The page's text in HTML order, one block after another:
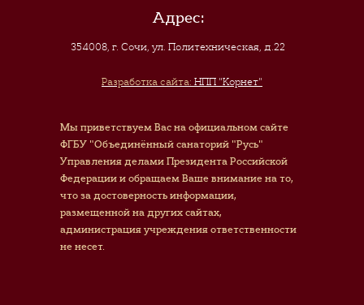
Адрес:
354008, г. Сочи,ул. Политехническая, д.22
Разработка сайта: НПП "Корнет"
Мы приветствуем Вас на официальном сайте
ФГБУ "Объединённый санаторий "Русь"
Управления делами Президента Российской
Федерации и обращаем Ваше внимание на то,
что за достоверность информации,
размещенной на других сайтах,
администрация учреждения ответственности
не несет.